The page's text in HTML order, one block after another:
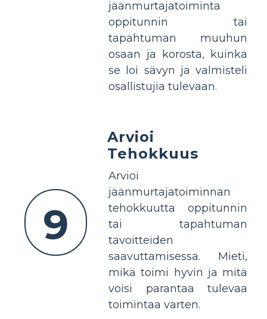
jäänmurtajatoiminta
oppitunnin tai
tapahtuman muuhun
osaan ja korosta, kuinka
se loi sävyn ja valmisteli
osallistujia tulevaan.
9
Arvioi
Tehokkuus
Arvioi
jäänmurtajatoiminnan
tehokkuutta oppitunnin
tai tapahtuman
tavoitteiden
saavuttamisessa. Mieti,
mikä toimi hyvin ja mitä
voisi parantaa tulevaa
toimintaa varten.